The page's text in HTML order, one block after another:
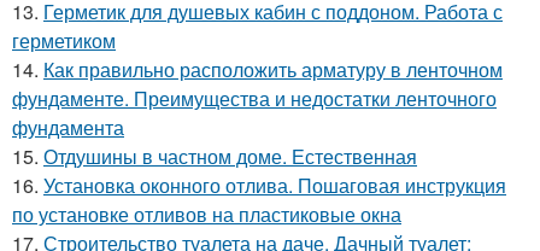
13. Герметик для душевых кабин с поддоном. Работа с
герметиком
14. Как правильно расположить арматуру в ленточном
фундаменте. Преимущества и недостатки ленточного
фундамента
15. Отдушины в частном доме. Естественная
16. Установка оконного отлива. Пошаговая инструкция
по установке отливов на пластиковые окна
17. Строительство туалета на даче. Дачный туалет: